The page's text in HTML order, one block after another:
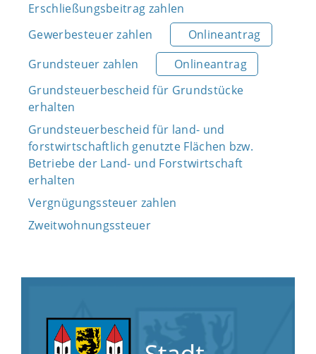
Erschließungsbeitrag zahlen
Gewerbesteuer zahlen
Onlineantrag
Grundsteuer zahlen
Onlineantrag
Grundsteuerbescheid für Grundstücke
erhalten
Grundsteuerbescheid für land- und
forstwirtschaftlich genutzte Flächen bzw.
Betriebe der Land- und Forstwirtschaft
erhalten
Vergnügungssteuer zahlen
Zweitwohnungssteuer